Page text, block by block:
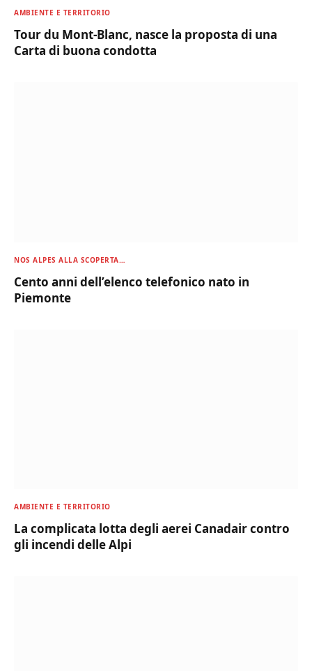
AMBIENTE E TERRITORIO
Tour du Mont-Blanc, nasce la proposta di una
Carta di buona condotta
NOS ALPES ALLA SCOPERTA…
Cento anni dell’elenco telefonico nato in
Piemonte
AMBIENTE E TERRITORIO
La complicata lotta degli aerei Canadair contro
gli incendi delle Alpi